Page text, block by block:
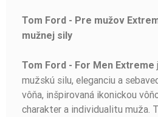
Tom Ford - Pre mužov
mužnej sily
Tom Ford - For Men Extreme
mužskú silu, eleganciu a
vôňa, inšpirovaná ikonickou
charakter a individualitu muža.
BUĎTE PRVÝ, KTO NAPÍŠE